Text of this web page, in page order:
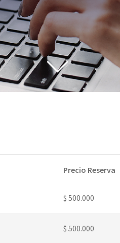
Precio Reserva
$ 500.000
$ 500.000